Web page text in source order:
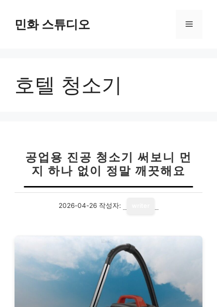
민화 스튜디오 메
호텔 청소기
공업용 진공 청소기 써보니 먼
지 하나 없이 정말 깨끗해요
2026-04-26 작성자: